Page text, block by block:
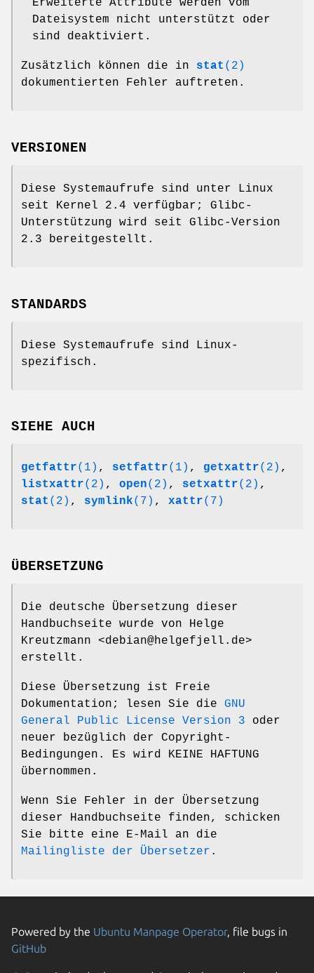
Erweiterte Attribute werden vom
Dateisystem nicht unterstützt oder
sind deaktiviert.
Zusätzlich können die in stat (2)
dokumentierten Fehler auftreten.
VERSIONEN
Diese Systemaufrufe sind unter Linux
seit Kernel 2.4 verfügbar; Glibc-
Unterstützung wird seit Glibc-Version
2.3 bereitgestellt.
STANDARDS
Diese Systemaufrufe sind Linux-
spezifisch.
SIEHE AUCH
getfattr(1) , setfattr(1) , getxattr(2) ,
listxattr(2) , open(2) , setxattr(2) ,
stat (2) , symlink(7) , xattr(7)
ÜBERSETZUNG
Die deutsche Übersetzung dieser
Handbuchseite wurde von Helge
Kreutzmann <debian@helgefjell.de>
erstellt.
Diese Übersetzung ist Freie
Dokumentation; lesen Sie die GNU
General Public License Version 3 oder
neuer bezüglich der Copyright-
Bedingungen. Es wird KEINE HAFTUNG
übernommen.
Wenn Sie Fehler in der Übersetzung
dieser Handbuchseite finden, schicken
Sie bitte eine E-Mail an die
Mailingliste der Übersetzer .
Powered by the Ubuntu Manpage Operator, file bugs in
GitHub